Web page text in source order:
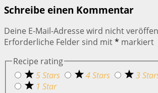
Schreibe einen Kommentar
Deine E-Mail-Adresse wird nicht
Erforderliche Felder sind mit* markiert
Recipe rating
5 Stars
4 Stars 3
1 Star